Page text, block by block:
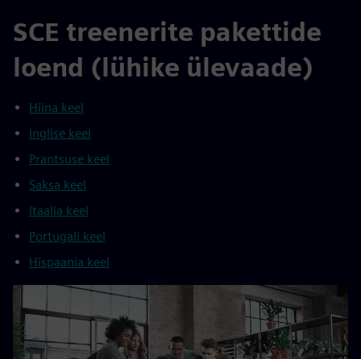
SCE treenerite pakettide
loend (lühike ülevaade)
Hiina keel
Inglise keel
Prantsuse keel
Saksa keel
Itaalia keel
Portugali keel
Hispaania keel